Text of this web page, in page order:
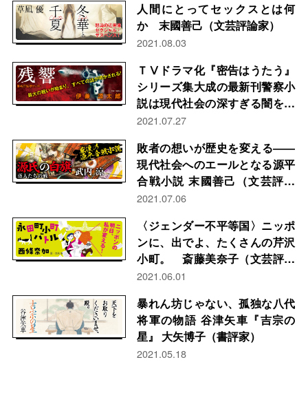
人間にとってセックスとは何
か 末國善己（文芸評論家）
2021.08.03
ＴⅤドラマ化『密告はうたう』
シリーズ集大成の最新刊警察小
説は現代社会の深すぎる闇を抉
る！ 吉野 仁（ミステリー評論
2021.07.27
敗者の想いが歴史を変える――
現代社会へのエールとなる源平
合戦小説 末國善己（文芸評論
家）
2021.07.06
〈ジェンダー不平等国〉ニッポ
ンに、出でよ、たくさんの芹沢
小町。 斎藤美奈子（文芸評論
家）
2021.06.01
暴れん坊じゃない、孤独な八代
将軍の物語 谷津矢車『吉宗の
星』 大矢博子（書評家）
2021.05.18